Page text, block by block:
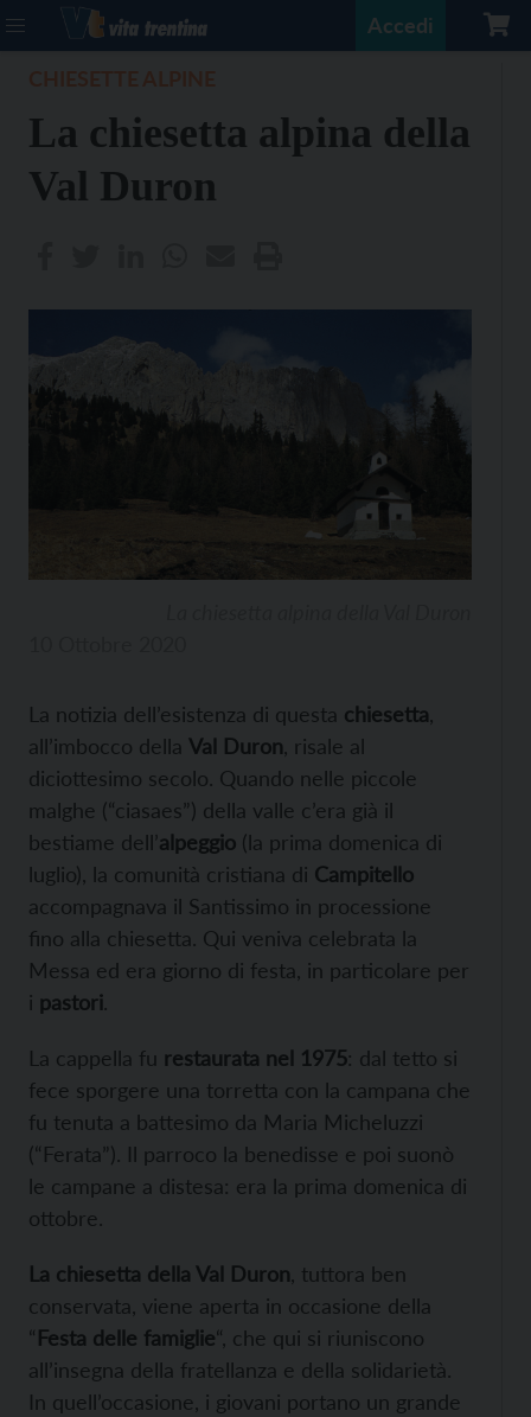
Accedi
La chiesetta alpina della
Val Duron
La notizia dell’esistenza di questa chiesetta
all’imbocco della Val Duron , risale al
diciottesimo secolo. Quando nelle piccole
malghe (“ciasaes”) della valle c’era già il
bestiame dell’alpeggio (la prima domenica di
luglio), la comunità cristiana di Campitello
accompagnava il Santissimo in processione
fino alla chiesetta. Qui veniva celebrata la
Messa ed era giorno di festa, in particolare per
i pastori.
La cappella fu restaurata nel 1975: dal tetto si
fece sporgere una torretta con la campana che
fu tenuta a battesimo da Maria Micheluzzi
(“Ferata”). Il parroco la benedisse e poi suonò
le campane a distesa: era la prima domenica di
ottobre.
La chiesetta della Val Duron , tuttora ben
conservata, viene aperta in occasione della
“Festa delle famiglie“, che qui si riuniscono
all’insegna della fratellanza e della solidarietà.
In quell’occasione, i giovani portano un grande